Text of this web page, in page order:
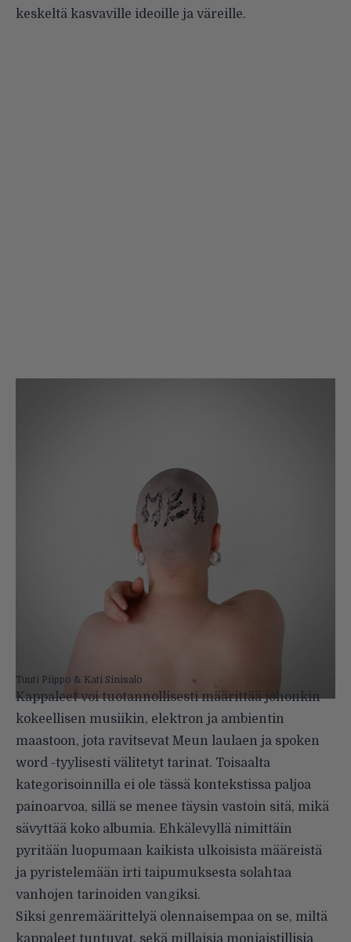
keskeltä kasvaville ideoille ja väreille.
Tuuti Piippo & Kati Sinisalo
Kappaleet voi tuotannollisesti määrittää johonkin
kokeellisen musiikin, elektron ja ambientin
maastoon, jota ravitsevat Meun laulaen ja spoken
word -tyylisesti välitetyt tarinat. Toisaalta
kategorisoinnilla ei ole tässä kontekstissa paljoa
painoarvoa, sillä se menee täysin vastoin sitä, mikä
sävyttää koko albumia. Ehkälevyllä nimittäin
pyritään luopumaan kaikista ulkoisista määreistä
ja pyristelemään irti taipumuksesta solahtaa
vanhojen tarinoiden vangiksi.
Siksi genremäärittelyä olennaisempaa on se, miltä
kappaleet tuntuvat, sekä millaisia moniaistillisia